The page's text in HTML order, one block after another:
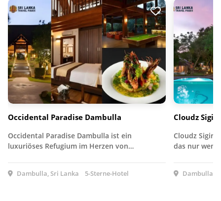
Occidental Paradise Dambulla
Occidental Paradise Dambulla ist ein
luxuriöses Refugium im Herzen von…
Dambulla, Sri Lanka 5-Sterne-Hotel
Cloudz
Cloudz
das nur
Dambulla,